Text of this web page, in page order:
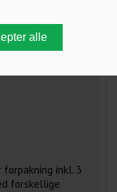
i cylinder)
inkl. 3
forskellige